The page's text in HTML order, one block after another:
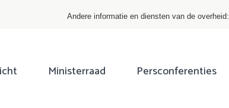
Andere informatie en diensten van de overheid:
Ministerraad Persconferenties